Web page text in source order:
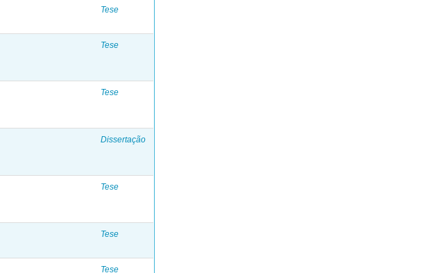
Tese
Tese
Tese
Dissertação
Tese
Tese
Tese